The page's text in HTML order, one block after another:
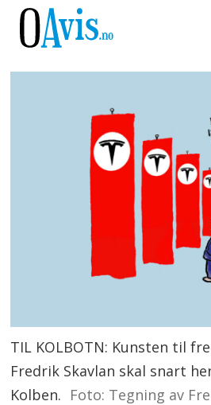
TIL KOLBOTN: Kunsten til
Fredrik Skavlan skal snart
Kolben. Foto: Tegning av